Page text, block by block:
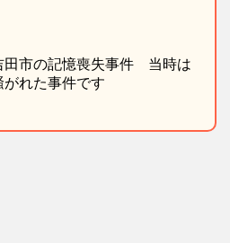
田市の記憶喪失事件 当時は
れた事件です